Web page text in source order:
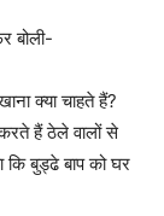
बोली-
क्या चाहते हैं?
हैं ठेले वालों से
बुड्ढे बाप को घर